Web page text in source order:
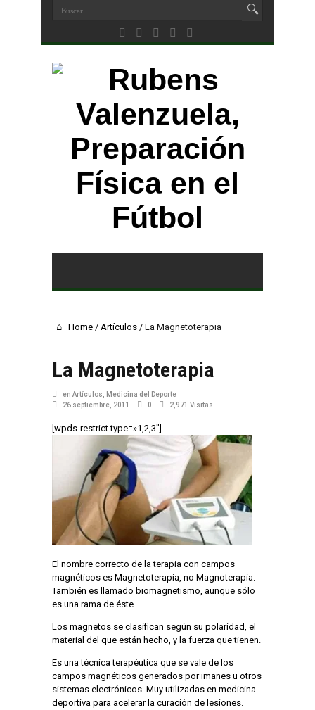
Home / Artículos / La Magnetoterapia
La Magnetoterapia
en Artículos
Medicina del Deporte
26 septiembre, 2011
0 2,971 Visitas
[wpds-restrict type=»1,2,3″]
El nombre correcto de la terapia con campos
magnéticos es Magnetoterapia, no Magnoterapia.
También es llamado biomagnetismo, aunque sólo
es una rama de éste.
Los magnetos se clasifican según su polaridad, el
material del que están hecho, y la fuerza que tienen.
Es una técnica terapéutica que se vale de los
campos magnéticos generados por imanes u otros
sistemas electrónicos. Muy utilizadas en medicina
deportiva para acelerar la curación de lesiones.